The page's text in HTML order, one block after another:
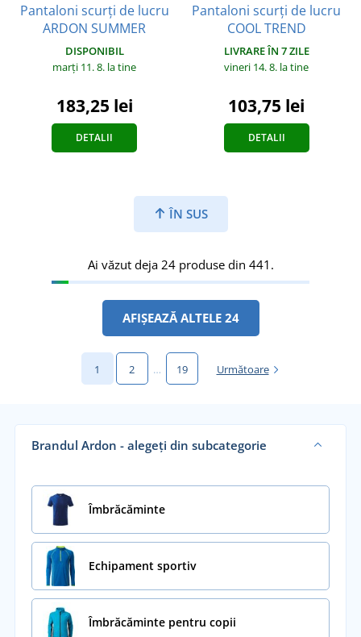
Pantaloni scurți de lucru
ARDON SUMMER
DISPONIBIL
marți 11. 8. la tine
183,25 lei
DETALII
Pantaloni scurți de lucru
COOL TREND
LIVRARE ÎN 7 ZILE
vineri 14. 8. la tine
103,75 lei
DETALII
ÎN SUS
Ai văzut deja 24 produse din 441.
AFIȘEAZĂ ALTELE 24
1 2 … 19 Următoare
Brandul Ardon - alegeți din subcategorie
Îmbrăcăminte
Echipament sportiv
Îmbrăcăminte pentru copii